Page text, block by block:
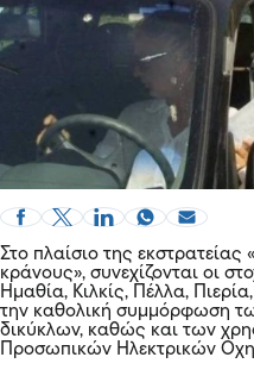
Στο πλαίσιο της
κράνους», συνεχίζονται οι
Ημαθία, Κιλκίς, Πέλλα,
την καθολική συμμόρφωση
δικύκλων, καθώς και των
Προσωπικών Ηλεκτρικών